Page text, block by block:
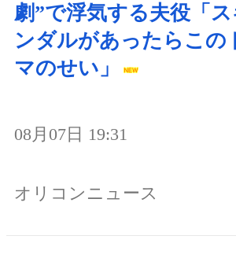
劇”で浮気する夫役「ス
ンダルがあったらこの
マのせい」
08月07日 19:31
オリコンニュース